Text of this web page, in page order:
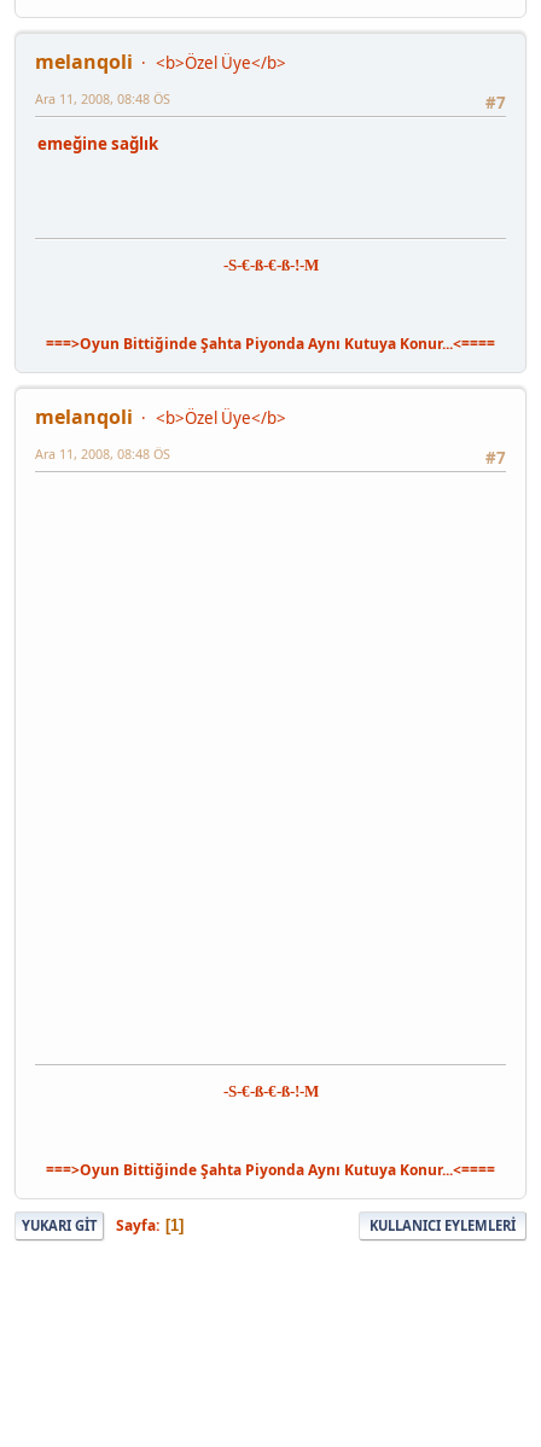
melanqoli
<b>Özel Üye</b>
#7
Ara 11, 2008, 08:48 ÖS
emeğine sağlık
-S-€-ß-€-ß-!-M
===>Oyun Bittiğinde Şahta Piyonda Aynı Kutuya Konur...<====
melanqoli
<b>Özel Üye</b>
#7
Ara 11, 2008, 08:48 ÖS
-S-€-ß-€-ß-!-M
===>Oyun Bittiğinde Şahta Piyonda Aynı Kutuya Konur...<====
YUKARI GIT Sayfa 1 KULLANICI EYLEMLERI